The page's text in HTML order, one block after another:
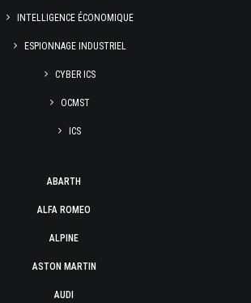
INTELLIGENCE ÉCONOMIQUE
ESPIONNAGE INDUSTRIEL
CYBER ICS
OCMST
ICS
ABARTH
ALFA ROMEO
ALPINE
ASTON MARTIN
AUDI